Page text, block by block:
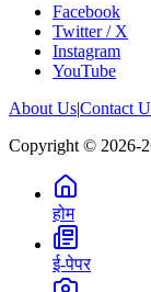
Facebook
Twitter / X
Instagram
YouTube
About Us|Contact
Copyright © 2026-
होम
ई-पेपर